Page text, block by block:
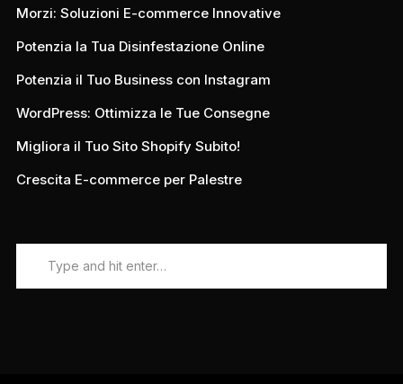
Morzi: Soluzioni E-commerce Innovative
Potenzia la Tua Disinfestazione Online
Potenzia il Tuo Business con Instagram
WordPress: Ottimizza le Tue Consegne
Migliora il Tuo Sito Shopify Subito!
Crescita E-commerce per Palestre